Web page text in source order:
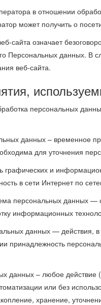
в отношении
может получить о
сайта означает
Персональных данных. В
веб-сайта.
персональных
данных – временное
для уточнения
графических и
в сети Интернет по
персональных данных —
информационных
данных — действия, в
принадлежность
данных – любое
или без
хранение,